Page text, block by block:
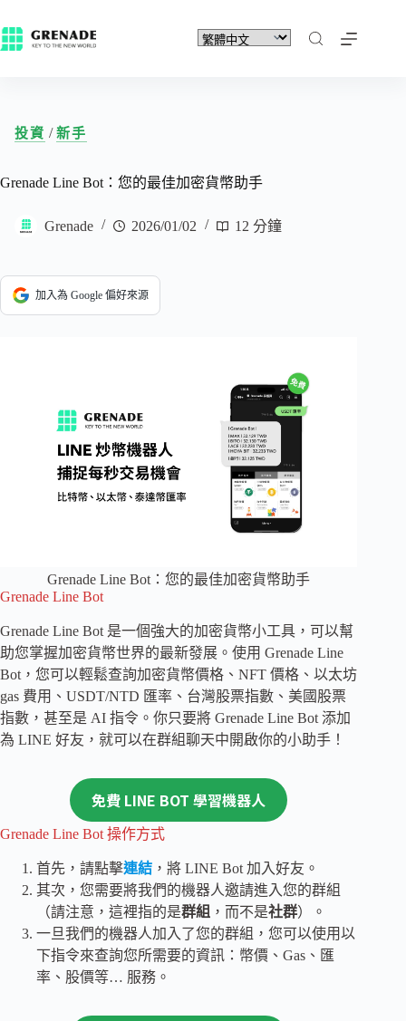
投資 /新手
Grenade Line Bot：您的最佳加密貨幣助手
Grenade 2026/01/02 12 分鐘
加入為 Google 偏好來源
Grenade Line Bot：您的最佳加密貨幣助手
Grenade Line Bot
Grenade Line Bot 是一個強大的加密貨幣小工具，可以幫
助您掌握加密貨幣世界的最新發展。使用 Grenade Line
Bot，您可以輕鬆查詢加密貨幣價格、NFT 價格、以太坊
gas 費用、USDT/NTD 匯率、台灣股票指數、美國股票
指數，甚至是 AI 指令。你只要將 Grenade Line Bot 添加
為 LINE 好友，就可以在群組聊天中開啟你的小助手！
免費 LINE BOT 學習機器人
Grenade Line Bot 操作方式
首先，請點擊連結 ，將 LINE Bot 加入好友。
其次，您需要將我們的機器人邀請進入您的群組
（請注意，這裡指的是群組 ，而不是社群）。
一旦我們的機器人加入了您的群組，您可以使用以
下指令來查詢您所需要的資訊：幣價、Gas、匯
率、股價等… 服務。